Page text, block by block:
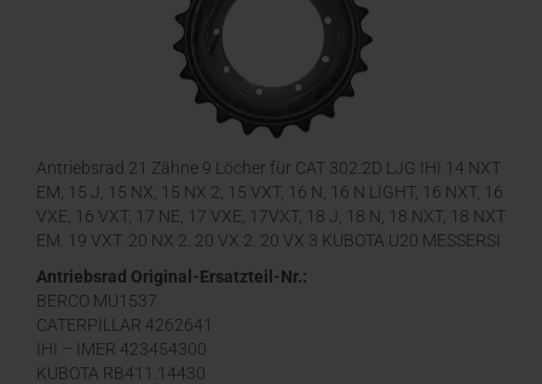
Antriebsrad 21 Zähne 9 Löcher für CAT 302.2D LJG IHI 14 NXT
EM, 15 J, 15 NX, 15 NX 2, 15 VXT, 16 N, 16 N LIGHT, 16 NXT, 16
VXE, 16 VXT, 17 NE, 17 VXE, 17VXT, 18 J, 18 N, 18 NXT, 18 NXT
EM, 19 VXT, 20 NX 2, 20 VX 2, 20 VX 3 KUBOTA U20 MESSERSI
Antriebsrad Original-Ersatzteil-Nr.:
BERCO MU1537
CATERPILLAR 4262641
IHI – IMER 423454300
KUBOTA RB411.14430